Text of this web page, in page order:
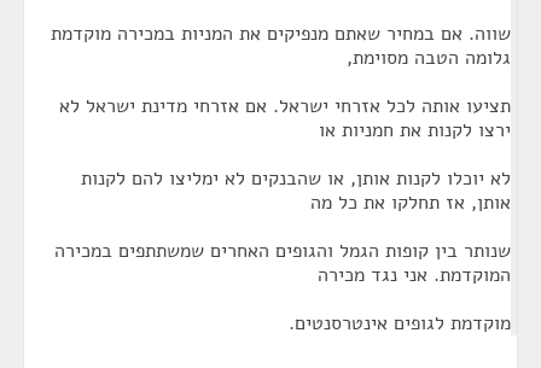
שווה. אם במחיר שאתם מנפיקים את המניות במכירה מוקדמת
גלומה הטבה מסוימת,
תציעו אותה לכל אזרחי ישראל. אם אזרחי מדינת ישראל לא
ירצו לקנות את חמניות או
לא יוכלו לקנות אותן, או שהבנקים לא ימליצו להם לקנות
אותן, אז תחלקו את כל מה
שנותר בין קופות הגמל והגופים האחרים שמשתתפים במכירה
המוקדמת. אני נגד מכירה
מוקדמת לגופים אינטרסנטים.